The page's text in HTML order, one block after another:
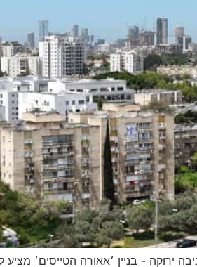
ירוקה - בניין ׳אאורה הטייסים׳